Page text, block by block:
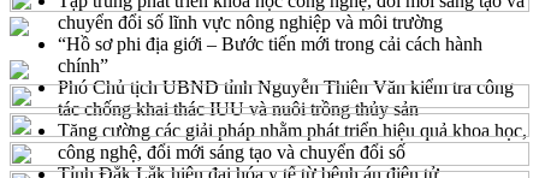
chuyển đổi số lĩnh vực nông nghiệp và môi trường
“Hồ sơ phi địa giới – Bước tiến mới trong cải cách hành
chính”
Phó Chủ tịch UBND tỉnh Nguyễn Thiên Văn kiểm tra công
tác chống khai thác IUU và nuôi trồng thủy sản
Tăng cường các giải pháp nhằm phát triển hiệu quả khoa học,
công nghệ, đổi mới sáng tạo và chuyển đổi số